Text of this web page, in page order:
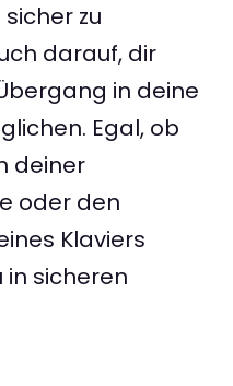
zu
darauf, dir
in deine
Egal, ob
deiner
oder den
Klaviers
sicheren